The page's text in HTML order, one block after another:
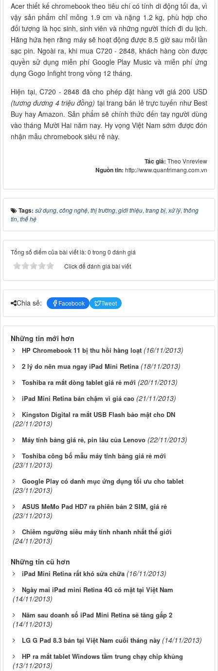
Acer thiết kế chromebook theo tiêu chí có tính di động tối đa, vì
vậy sản phẩm chỉ mỏng 1.9 cm và nặng 1.2 kg, phù hợp cho
đối tượng là học sinh, sinh viên và những người thích đi du lịch.
Hãng hứa hẹn rằng máy sẽ hoạt động được 8.5 giờ sau mỗi lần
sạc pin. Ngoài ra, khi mua C720 - 2848, khách hàng còn được
quyền sử dụng miễn phí Google Play Music và miễn phí ứng
dụng Gogo Infight trong vòng 12 tháng.
Hiện tại, C720 - 2848 đã cho phép đặt hàng với giá 200 USD
(tương đương 4 triệu đồng) tại trang bán lẻ trực tuyến như Best
Buy hay Amazon. Sản phẩm sẽ chính thức đến tay người dùng
vào tháng Mười Hai năm nay. Hy vọng Việt Nam sớm được đón
nhận mẫu chromebook siêu rẻ này.
Tác giả: Theo Vnreview
Nguồn tin: http://www.quantrimang.com.vn
Tags: sử dụng, công nghệ, thị trường, giới thiệu, trang bị, xử lý, thông
tin, thế hệ
Tổng số điểm của bài viết là: 0 trong 0 đánh giá
Click để đánh giá bài viết
Chia sẻ: Facebook Tweet
Những tin mới hơn
HP Chromebook 11 bị thu hồi hàng loạt (16/11/2013)
2 lý do nên mua ngay iPad Mini Retina (18/11/2013)
Toshiba ra mắt dòng tablet giá rẻ mới (20/11/2013)
iPad Mini Retina bán chậm vì giá cao (21/11/2013)
Kingston Digital ra mắt USB Flash bảo mật cho DN
(22/11/2013)
Máy tính bảng giá rẻ, pin lâu của Lenovo (22/11/2013)
Toshiba công bố mẫu máy tính bảng giá rẻ mới
(23/11/2013)
Google Play có danh mục ứng dụng tối ưu cho tablet
(23/11/2013)
ASUS MeMo Pad HD7 ra phiên bản 2 SIM, giá rẻ
(23/11/2013)
Chiêm ngưỡng siêu máy tính nhanh nhất thế giới
(24/11/2013)
Những tin cũ hơn
iPad Mini Retina rất khó sửa chữa (16/11/2013)
Ngày mai iPad mini Retina 4G có mặt tại Việt Nam
(14/11/2013)
Năm sau doanh số iPad Mini Retina sẽ tăng gấp 2
(14/11/2013)
LG G Pad 8.3 bán tại Việt Nam cuối tháng này (14/11/2013)
HP ra mắt tablet Windows tầm trung chạy chip khủng
(13/11/2013)